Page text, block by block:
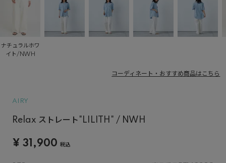
ナチュラルホワ
イト/NWH
コーディネート・おすすめ商品はこちら
AIRY
Relax ストレート"LILITH" / NWH
¥ 31,900 税込